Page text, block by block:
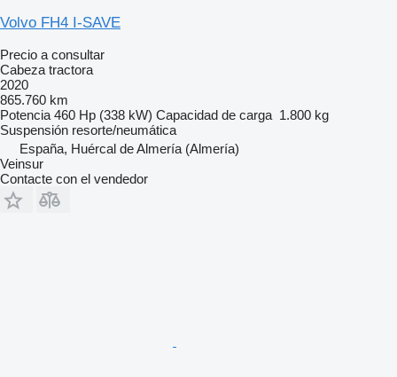
Volvo FH4 I-SAVE
Precio a consultar
Cabeza tractora
2020
865.760 km
Potencia 460 Hp (338 kW) Capacidad de carga 1.800 kg
Suspensión resorte/neumática
España, Huércal de Almería (Almería)
Veinsur
Contacte con el vendedor